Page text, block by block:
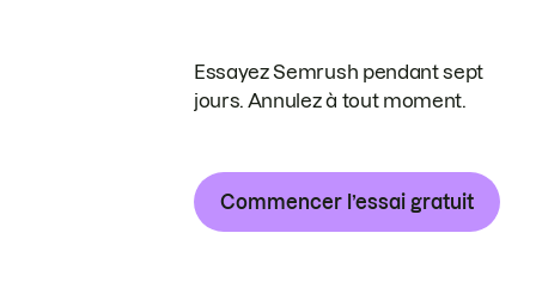
Essayez Semrush pendant sept
jours. Annulez à tout moment.
Commencer l’essai gratuit